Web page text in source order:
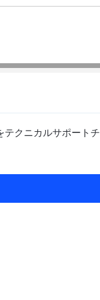
クニカルサポート